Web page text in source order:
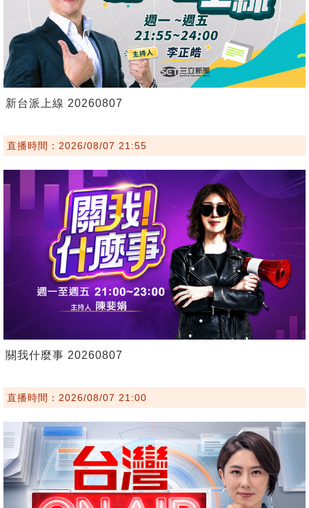
新台派上線 20260807
直播時間：2026/08/07 21:55
關我什麼事 20260807
直播時間：2026/08/07 21:00